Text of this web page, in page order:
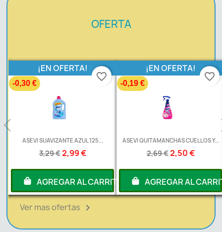
OFERTA
ASEVI SUAVIZANTE AZUL 125...
3,29 €2,99 €
¡EN OFERTA!
-0,30 €
AGREGAR AL CARRITO
favorite_border
ASEVI QUITAMANCHAS CUELLOS Y...
2,69 €2,50 €
¡EN OFERTA!
-0,19 €
AGREGAR AL
favorite_border
Ver mas ofertas 